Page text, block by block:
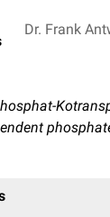
Dr. Frank